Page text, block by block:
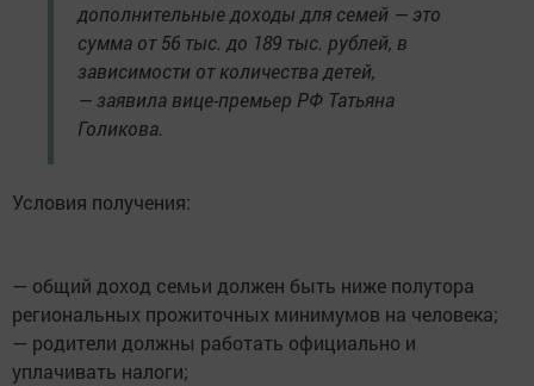
дополнительные доходы для семей — это
сумма от 56 тыс. до 189 тыс. рублей, в
зависимости от количества детей,
— заявила вице-премьер РФ Татьяна
Голикова.
Условия получения:
— общий доход семьи должен быть ниже полутора
региональных прожиточных минимумов на человека;
— родители должны работать официально и
уплачивать налоги;